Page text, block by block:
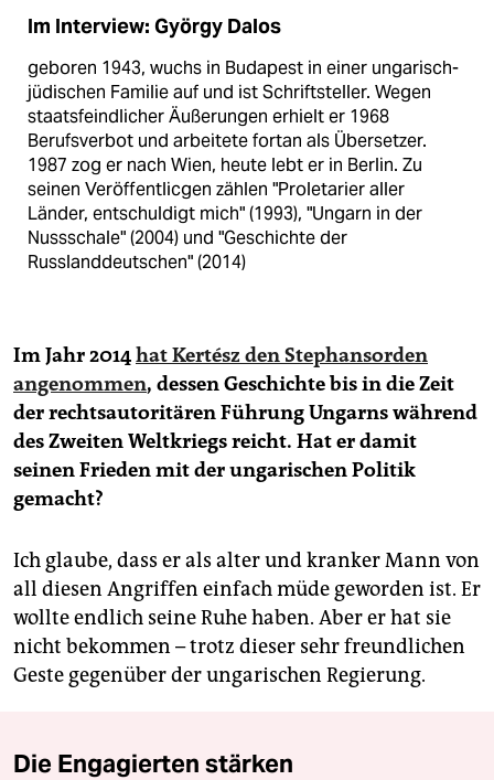
Im Interview: György Dalos
geboren 1943, wuchs in Budapest in einer ungarisch-
jüdischen Familie auf und ist Schriftsteller. Wegen
staatsfeindlicher Äußerungen erhielt er 1968
Berufsverbot und arbeitete fortan als Übersetzer.
1987 zog er nach Wien, heute lebt er in Berlin. Zu
seinen Veröffentlicgen zählen "Proletarier aller
Länder, entschuldigt mich" (1993), "Ungarn in der
Nussschale" (2004) und "Geschichte der
Russlanddeutschen" (2014)
Im Jahr 2014hat Kertész den Stephansorden
angenommen, dessen Geschichte bis in die Zeit
der rechtsautoritären Führung Ungarns während
des Zweiten Weltkriegs reicht. Hat er damit
seinen Frieden mit der ungarischen Politik
gemacht?
Ich glaube, dass er als alter und kranker Mann von
all diesen Angriffen einfach müde geworden ist. Er
wollte endlich seine Ruhe haben. Aber er hat sie
nicht bekommen – trotz dieser sehr freundlichen
Geste gegenüber der ungarischen Regierung.
Die Engagierten stärken